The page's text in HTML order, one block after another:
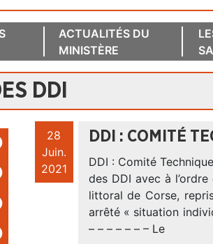
ACTUALITÉS DU
MINISTÈRE
DDI
28
Juin.
2021
DDI : COMITÉ
DDI : Comité
des DDI avec à
littoral de Corse,
arrêté « situation
– – – – – – – Le